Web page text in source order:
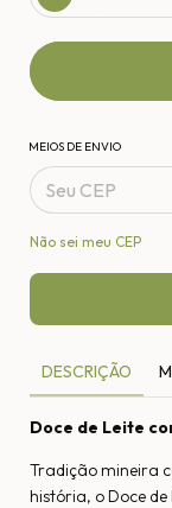
MEIOS DE ENVIO
Não sei meu CEP
DESCRIÇÃO
Doce de Leite
Tradição mineira
história, o Doce